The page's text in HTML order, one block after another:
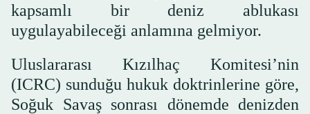
kapsamlı bir deniz ablukası
uygulayabileceği anlamına gelmiyor.
Uluslararası Kızılhaç Komitesi’nin
(ICRC) sunduğu hukuk doktrinlerine göre,
Soğuk Savaş sonrası dönemde denizden